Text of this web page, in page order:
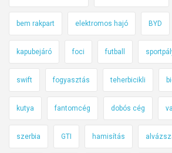
bem rakpart elektromos hajó BYD
kapubejáró foci futball
swift fogyasztás teherbicikli
kutya fantomcég dobós cég
szerbia GTI hamisítás